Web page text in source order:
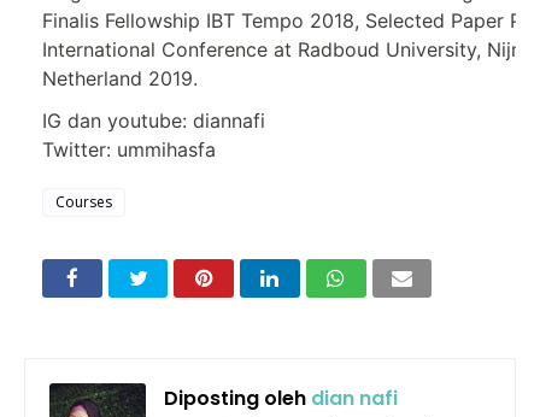
Finalis Fellowship IBT Tempo 2018, Selected Paper
International Conference at Radboud University,
Netherland 2019.
IG dan youtube: diannafi
Twitter: ummihasfa
Courses
Diposting oleh dian nafi